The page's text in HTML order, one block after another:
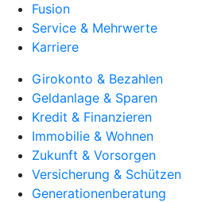
Fusion
Service & Mehrwerte
Karriere
Girokonto & Bezahlen
Geldanlage & Sparen
Kredit & Finanzieren
Immobilie & Wohnen
Zukunft & Vorsorgen
Versicherung & Schützen
Generationenberatung